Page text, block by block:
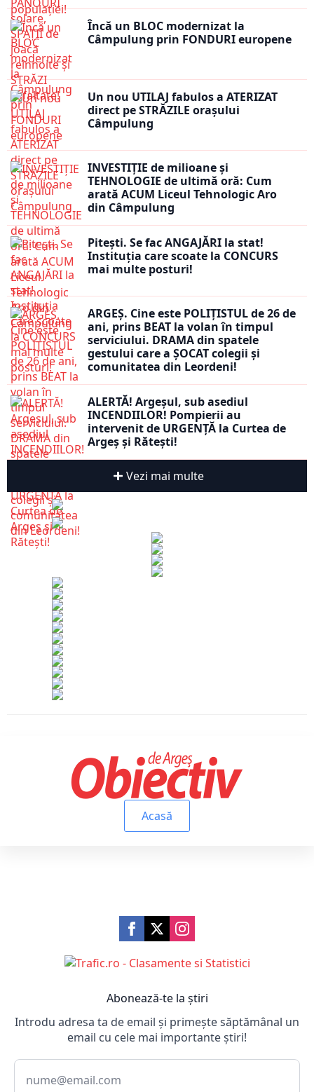
Încă un BLOC modernizat la
Câmpulung prin FONDURI europene
Un nou UTILAJ fabulos a ATERIZAT
direct pe STRĂZILE orașului
Câmpulung
INVESTIȚIE de milioane și
TEHNOLOGIE de ultimă oră: Cum
arată ACUM Liceul Tehnologic Aro
din Câmpulung
Pitești. Se fac ANGAJĂRI la stat!
Instituția care scoate la CONCURS
mai multe posturi!
ARGEȘ. Cine este POLIȚISTUL de 26 de
ani, prins BEAT la volan în timpul
serviciului. DRAMA din spatele
gestului care a ȘOCAT colegii și
comunitatea din Leordeni!
ALERTĂ! Argeșul, sub asediul
INCENDIILOR! Pompierii au
intervenit de URGENȚĂ la Curtea de
Argeș și Rătești!
Vezi mai multe
Acasă
Abonează-te la știri
Introdu adresa ta de email și primește săptămânal un
email cu cele mai importante știri!